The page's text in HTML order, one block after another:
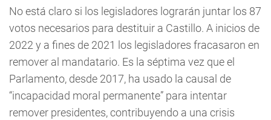
No está claro si los legisladores lograrán juntar los 87
votos necesarios para destituir a Castillo. A inicios de
2022 y a fines de 2021 los legisladores fracasaron en
remover al mandatario. Es la séptima vez que el
Parlamento, desde 2017, ha usado la causal de
“incapacidad moral permanente” para intentar
remover presidentes, contribuyendo a una crisis